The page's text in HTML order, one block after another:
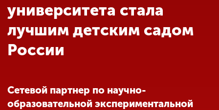
Обучение
Наука
Международная
деятельность
университета стала
лучшим детским садом
России
Сетевой партнер по научно-
образовательной экспериментальной